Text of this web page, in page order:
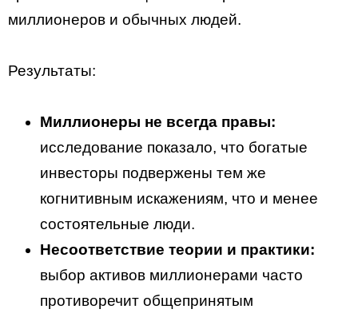
миллионеров и обычных людей.
Результаты:
Миллионеры не всегда правы:
исследование показало, что богатые
инвесторы подвержены тем же
когнитивным искажениям, что и менее
состоятельные люди.
Несоответствие теории и практики:
выбор активов миллионерами часто
противоречит общепринятым